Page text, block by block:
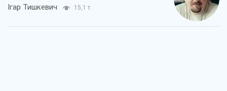
Ігар Тишкевич 15,1 т.